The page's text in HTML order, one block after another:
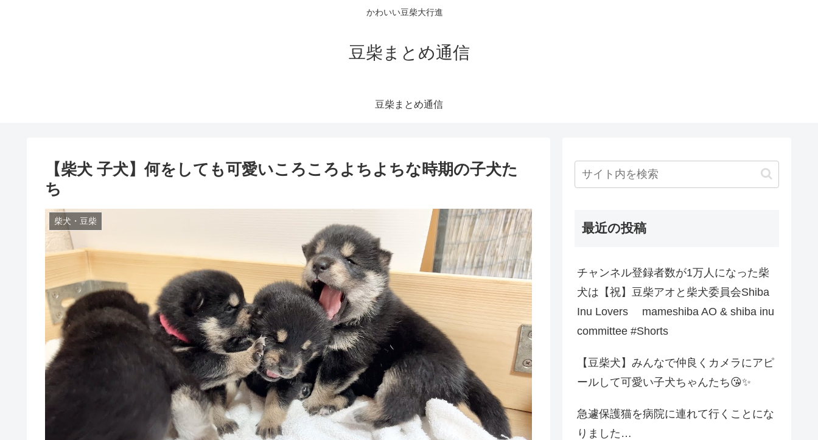
かわいい豆柴大行進
豆柴まとめ通信
豆柴まとめ通信
【柴犬 子犬】何をしても可愛いころころよちよちな時期の子犬た
ち
柴犬・豆柴 最近の投稿
チャンネル登録者数が1万人になった柴
犬は【祝】豆柴アオと柴犬委員会Shiba
Inu Lovers mameshiba AO & shiba inu
committee #Shorts
【豆柴犬】みんなで仲良くカメラにアピ
ールして可愛い子犬ちゃんたち😘✨
急遽保護猫を病院に連れて行くことにな
りました…